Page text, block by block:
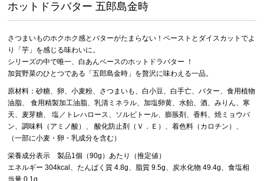
ホットドラバター 五郎島金時
さつまいものホクホク感とバターがたまらない！ペーストとダイスカットでよ
り「芋」を感じる味わいに。
シリーズの中で唯一、白あんベースのホットドラバター ！
加賀野菜のひとつである「五郎島金時」を贅沢に味わえる一品。
原材料：砂糖、卵、小麦粉、さつまいも、白小豆、白手亡、バター、食用植物
油脂、 食用精製加工油脂、乳清ミネラル、加塩卵黄、水飴、酒、みりん、寒
天、麦芽糖、 塩／トレハロース、ソルビトール、膨脹剤、香料、焼ミョウバ
ン、調味料（アミノ酸）、 酸化防止剤（Ｖ．Ｅ）、着色料（カロチン）、
（一部に小麦・卵・乳成分を含む）
栄養成分表示 製品1個（90g）あたり（推定値）
エネルギー 304kcal、たんぱく質 4.8g、脂質 9.5g、炭水化物 49.4g、食塩相